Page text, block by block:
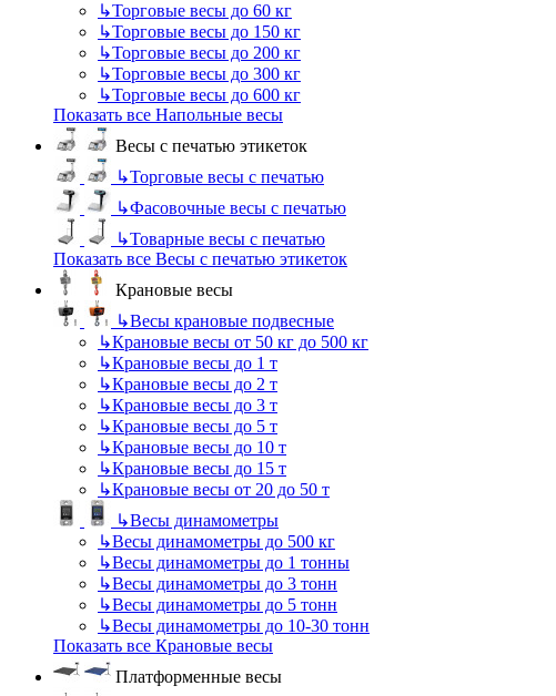
↳Торговые весы до 60 кг
↳Торговые весы до 150 кг
↳Торговые весы до 200 кг
↳Торговые весы до 300 кг
↳Торговые весы до 600 кг
Показать все Напольные весы
Весы с печатью этикеток
↳Торговые весы с печатью
↳Фасовочные весы с печатью
↳Товарные весы с печатью
Показать все Весы с печатью этикеток
Крановые весы
↳Весы крановые подвесные
↳Крановые весы от 50 кг до 500 кг
↳Крановые весы до 1 т
↳Крановые весы до 2 т
↳Крановые весы до 3 т
↳Крановые весы до 5 т
↳Крановые весы до 10 т
↳Крановые весы до 15 т
↳Крановые весы от 20 до 50 т
↳Весы динамометры
↳Весы динамометры до 500 кг
↳Весы динамометры до 1 тонны
↳Весы динамометры до 3 тонн
↳Весы динамометры до 5 тонн
↳Весы динамометры до 10-30 тонн
Показать все Крановые весы
Платформенные весы